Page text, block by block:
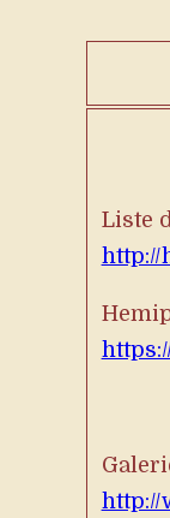
Liste
http://
http://